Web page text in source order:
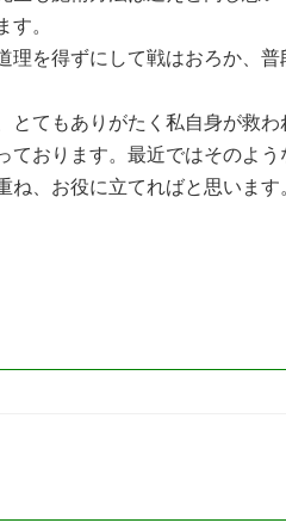
。
を得ずにして戦はおろか、
てもありがたく私自身が救
おります。最近ではそのよ
、お役に立てればと思います